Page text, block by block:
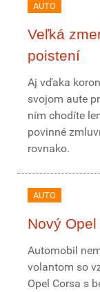
AUTO
Veľká
poistení
Aj vďaka
svojom aute
ním chodíte
povinné
rovnako.
AUTO
Nový
Automobil
volantom so
Opel Corsa s